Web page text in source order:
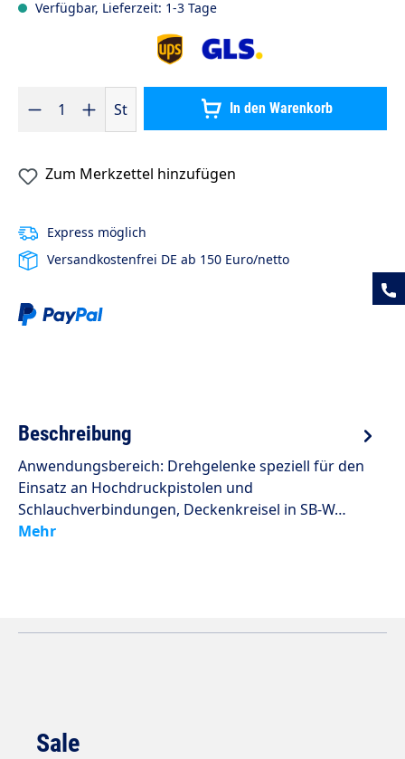
Verfügbar, Lieferzeit: 1-3 Tage
Produkt Anzahl: Gib den gewünschten Wert ein oder benutze
St In den Warenkorb
Zum Merkzettel hinzufügen
Express möglich
Versandkostenfrei DE ab 150 Euro/netto
Beschreibung
Anwendungsbereich: Drehgelenke speziell für den
Einsatz an Hochdruckpistolen und
Schlauchverbindungen, Deckenkreisel in SB-W…
Mehr
Produktgalerie überspringen
Sale